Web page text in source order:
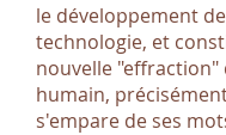
le développement
technologie, et
nouvelle "effraction"
humain,
s'empare de ses